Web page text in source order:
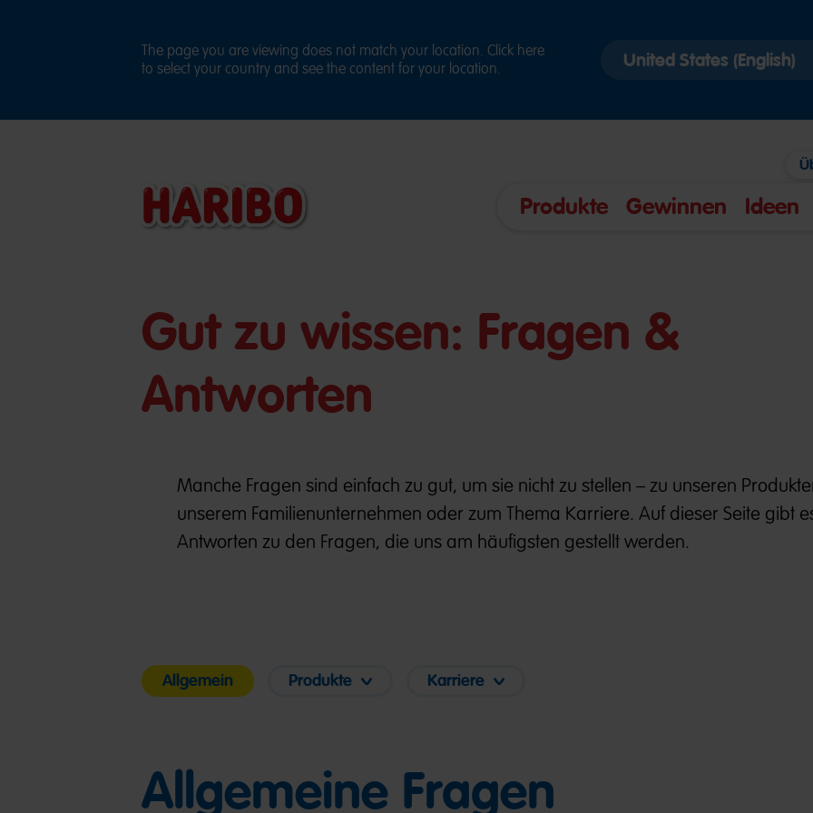
Produkte Gewinnen Ideen
Gut zu wissen: Fragen &
Antworten
Manche Fragen sind einfach zu gut, um sie nicht zu stellen – zu unseren
unserem Familienunternehmen oder zum Thema Karriere. Auf dieser Seite gibt
Antworten zu den Fragen, die uns am häufigsten gestellt werden.
Allgemein Produkte Karriere
Allgemeine Fragen
The page you are viewing does not match your location. Click here
to select your country and see the content for your location.
country